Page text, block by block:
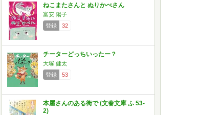
ねこまたさんと ぬりかべさん
富安 陽子
登録
32
チーターどっちいったー？
大塚 健太
登録
53
本屋さんのある街で (文春文庫 ふ 53-
2)